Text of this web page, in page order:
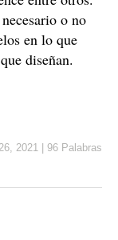
o no
en lo que
diseñan.
2021 | 96 Palabras